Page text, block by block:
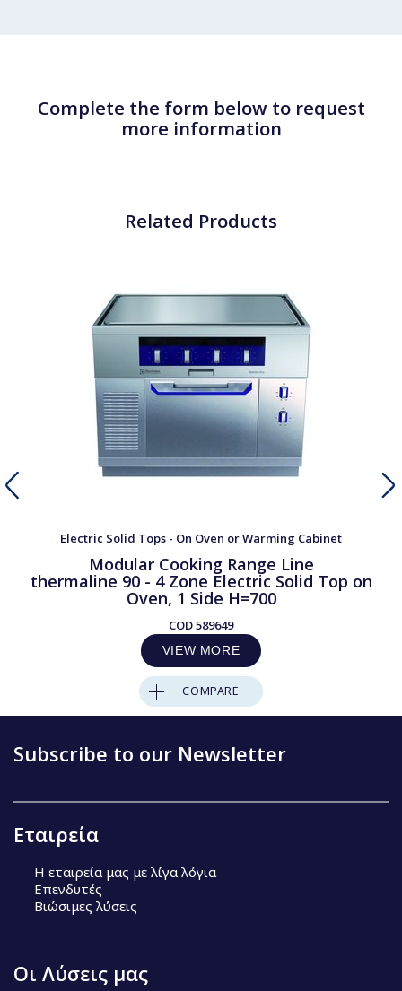
Complete the form below to request
more information
Related Products
Electric Solid Tops - On Oven or Warming Cabinet
Modular Cooking Range Line
thermaline 90 - 4 Zone Electric Solid Top on
Oven, 1 Side H=700
COD589649
VIEW MORE
COMPARE
Subscribe to our Newsletter
Εταιρεία
Η εταιρεία μας με λίγα λόγια
Επενδυτές
Βιώσιμες λύσεις
Οι Λύσεις μας